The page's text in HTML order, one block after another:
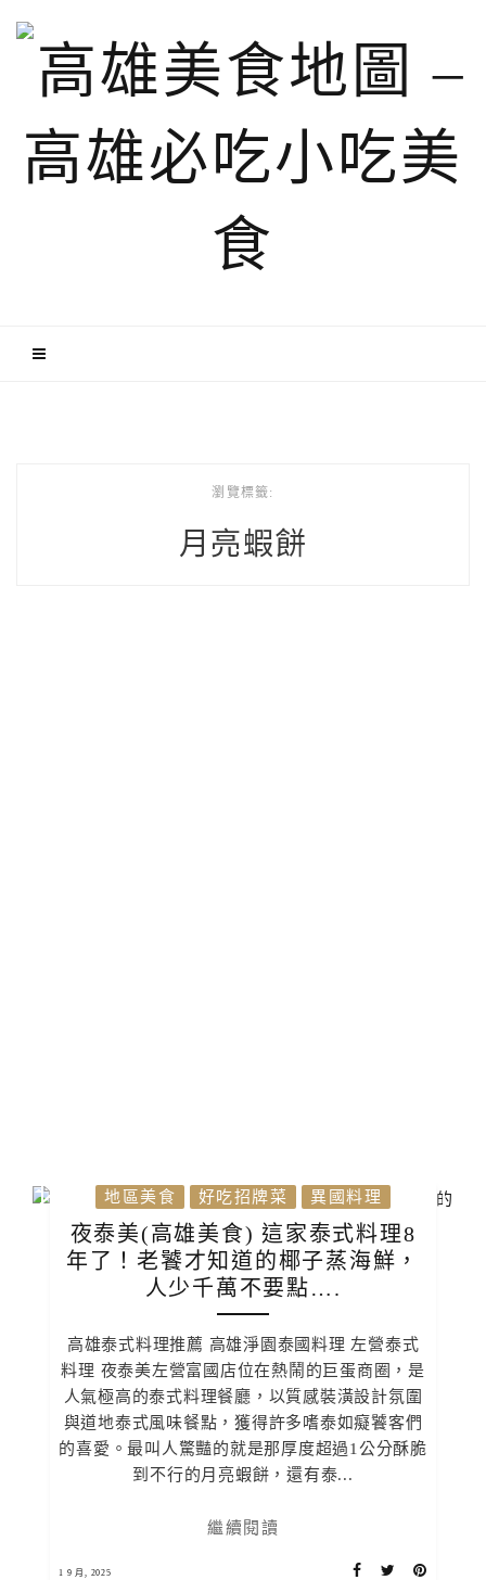
瀏覽標籤:
月亮蝦餅
地區美食 好吃招牌菜 異國料理
夜泰美(高雄美食) 這家泰式料理8
年了！老饕才知道的椰子蒸海鮮，
人少千萬不要點….
高雄泰式料理推薦 高雄淨園泰國料理 左營泰式
料理 夜泰美左營富國店位在熱鬧的巨蛋商圈，是
人氣極高的泰式料理餐廳，以質感裝潢設計氛圍
與道地泰式風味餐點，獲得許多嗜泰如癡饕客們
的喜愛。最叫人驚豔的就是那厚度超過1公分酥脆
到不行的月亮蝦餅，還有泰...
繼續閱讀
1 9 月, 2025